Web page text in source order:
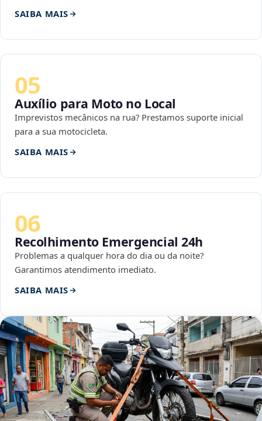
SAIBA MAIS
05
Auxílio para Moto no Local
Imprevistos mecânicos na rua? Prestamos suporte inicial
para a sua motocicleta.
SAIBA MAIS
06
Recolhimento Emergencial 24h
Problemas a qualquer hora do dia ou da noite?
Garantimos atendimento imediato.
SAIBA MAIS